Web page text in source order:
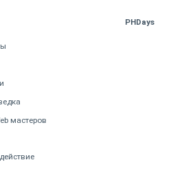
мастеров
PHDays